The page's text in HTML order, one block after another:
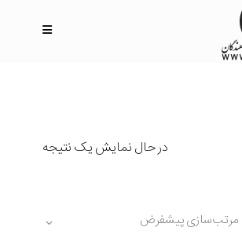
در حال نمایش یک نتیجه
مرتب‌سازی پیشفرض